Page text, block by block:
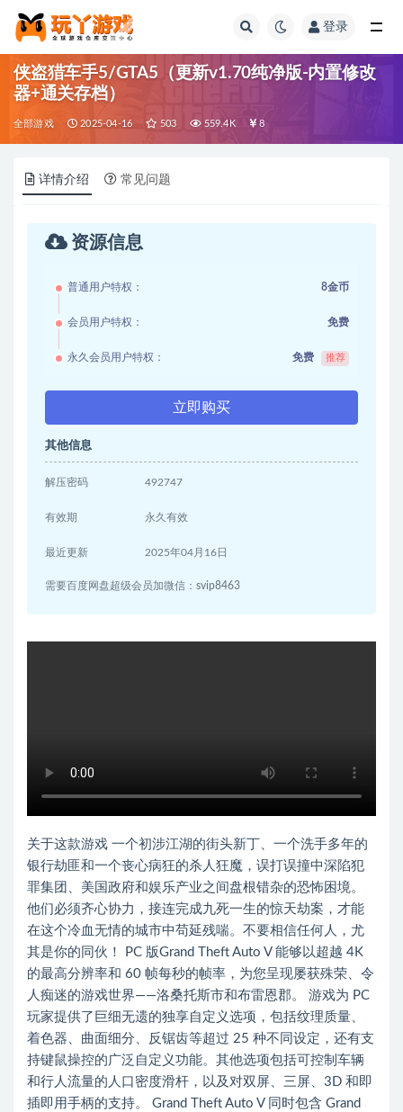
登录
侠盗猎车手5/GTA5（更新v1.70纯净版-内置修改
器+通关存档）
全部游戏 2025-04-16 503 559.4K 8
详情介绍 常见问题
资源信息
普通用户特权： 8金币
会员用户特权： 免费
永久会员用户特权： 免费 推荐
立即购买
其他信息
解压密码 492747
有效期 永久有效
最近更新 2025年04月16日
需要百度网盘超级会员加微信：svip8463
关于这款游戏 一个初涉江湖的街头新丁、一个洗手多年的
银行劫匪和一个丧心病狂的杀人狂魔，误打误撞中深陷犯
罪集团、美国政府和娱乐产业之间盘根错杂的恐怖困境。
他们必须齐心协力，接连完成九死一生的惊天劫案，才能
在这个冷血无情的城市中苟延残喘。不要相信任何人，尤
其是你的同伙！ PC 版Grand Theft Auto V 能够以超越 4K
的最高分辨率和 60 帧每秒的帧率，为您呈现屡获殊荣、令
人痴迷的游戏世界——洛桑托斯市和布雷恩郡。 游戏为 PC
玩家提供了巨细无遗的独享自定义选项，包括纹理质量、
着色器、曲面细分、反锯齿等超过 25 种不同设定，还有支
持键鼠操控的广泛自定义功能。其他选项包括可控制车辆
和行人流量的人口密度滑杆，以及对双屏、三屏、3D 和即
插即用手柄的支持。 Grand Theft Auto V 同时包含 Grand